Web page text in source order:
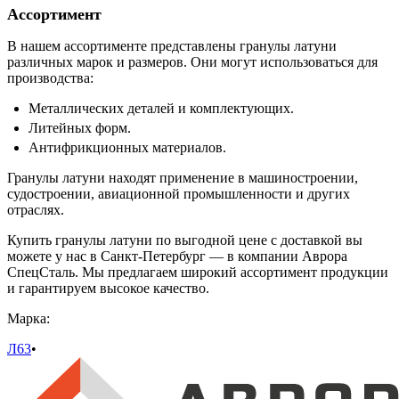
Ассортимент
В нашем ассортименте представлены гранулы латуни
различных марок и размеров. Они могут использоваться для
производства:
Металлических деталей и комплектующих.
Литейных форм.
Антифрикционных материалов.
Гранулы латуни находят применение в машиностроении,
судостроении, авиационной промышленности и других
отраслях.
Купить гранулы латуни по выгодной цене с доставкой вы
можете у нас в Санкт-Петербург — в компании Аврора
СпецСталь. Мы предлагаем широкий ассортимент продукции
и гарантируем высокое качество.
Марка:
Л63•